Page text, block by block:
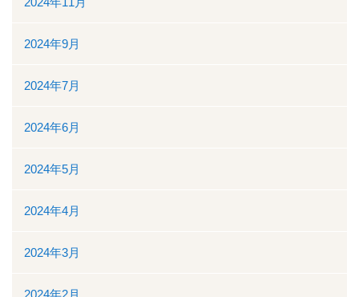
2024年9月
2024年7月
2024年6月
2024年5月
2024年4月
2024年3月
2024年2月